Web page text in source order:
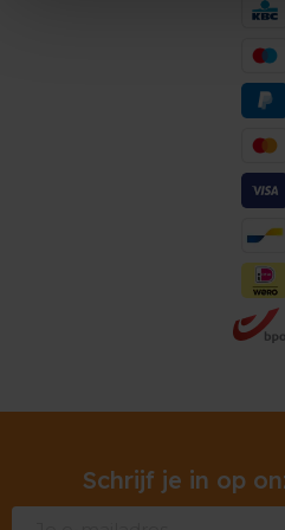
Schrijf je in op